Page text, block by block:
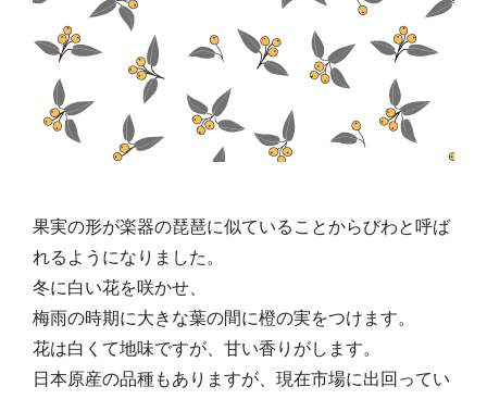
果実の形が楽器の琵琶に似ていることからびわと呼ば
れるようになりました。
冬に白い花を咲かせ、
梅雨の時期に大きな葉の間に橙の実をつけます。
花は白くて地味ですが、甘い香りがします。
日本原産の品種もありますが、現在市場に出回ってい